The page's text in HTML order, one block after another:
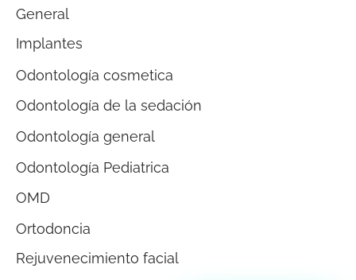
General
Implantes
Odontología cosmetica
Odontología de la sedación
Odontología general
Odontología Pediatrica
OMD
Ortodoncia
Rejuvenecimiento facial